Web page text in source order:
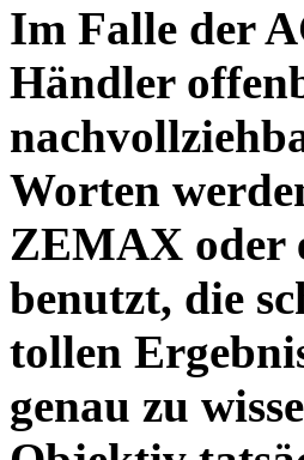
Im Falle der
Händler
Worten
ZEMAX oder
benutzt, die
tollen
genau zu